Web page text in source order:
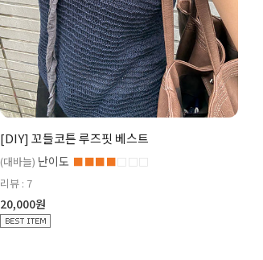
[DIY] 꼬들코튼 루즈핏 베스트
(대바늘) 난이도 ■■■■□□□
리뷰 : 7
20,000원